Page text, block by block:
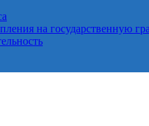
на государственную